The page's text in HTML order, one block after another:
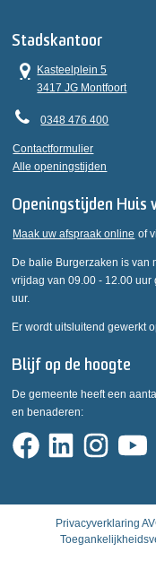
Stadskantoor
Kasteelplein 5
3417 JG Montfoort
0348 476 400
Contactformulier
Alle openingstijden
Openingstijden
Maak uw afspraak online of
De balie Burgerzaken is van
vrijdag van 09.00 - 12.00
uur.
Er wordt uitsluitend gewerkt
Blijf op de hoogte
De gemeente heeft een
en benaderen:
Privacyverklaring